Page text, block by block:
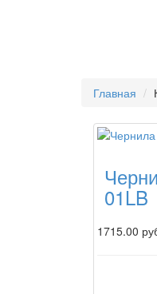
Главная
01LB
1715.00